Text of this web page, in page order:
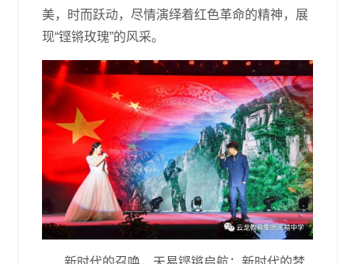
美，时而跃动，尽情演绎着红色革命的精神，展
现“铿锵玫瑰”的风采。